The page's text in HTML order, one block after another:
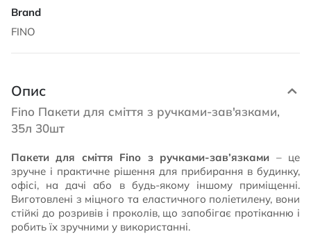
FINO
Опис
Fino Пакети для сміття з ручками-зав'язками,
35л 30шт
Пакети для сміття Fino з ручками-зав’язками – це
зручне і практичне рішення для прибирання в будинку,
офісі, на дачі або в будь-якому іншому приміщенні.
Виготовлені з міцного та еластичного поліетилену, вони
стійкі до розривів і проколів, що запобігає протіканню і
робить їх зручними у використанні.